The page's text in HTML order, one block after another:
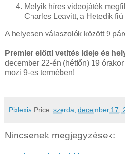
Melyik híres videojáték
Charles Leavitt, a Hetedik
A helyesen válaszolók között 9
Premier előtti vetítés ideje és
december 22-én (hétfőn) 19
mozi 9-es termében!
Pixlexia Price: szerda, december 17,
Nincsenek megjegyzések: